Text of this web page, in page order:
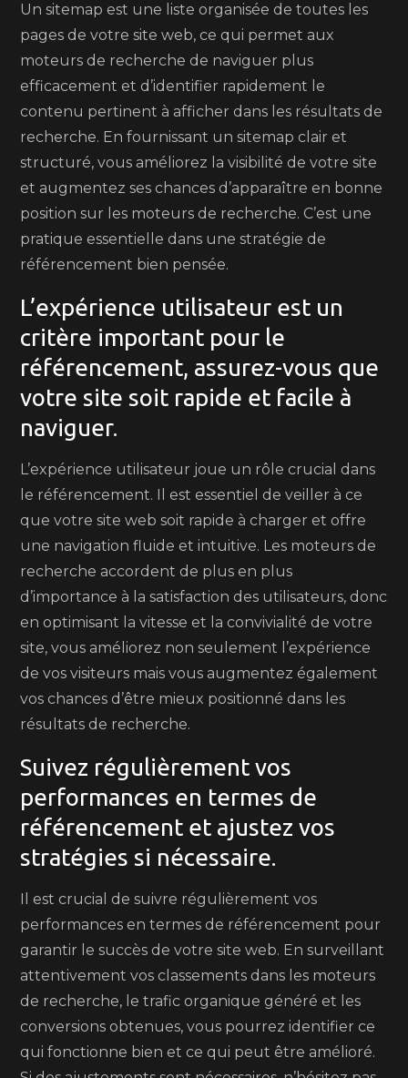
Un sitemap est une liste organisée de toutes les
pages de votre site web, ce qui permet aux
moteurs de recherche de naviguer plus
efficacement et d’identifier rapidement le
contenu pertinent à afficher dans les résultats de
recherche. En fournissant un sitemap clair et
structuré, vous améliorez la visibilité de votre site
et augmentez ses chances d’apparaître en bonne
position sur les moteurs de recherche. C’est une
pratique essentielle dans une stratégie de
référencement bien pensée.
L’expérience utilisateur est un
critère important pour le
référencement, assurez-vous que
votre site soit rapide et facile à
naviguer.
L’expérience utilisateur joue un rôle crucial dans
le référencement. Il est essentiel de veiller à ce
que votre site web soit rapide à charger et offre
une navigation fluide et intuitive. Les moteurs de
recherche accordent de plus en plus
d’importance à la satisfaction des utilisateurs, donc
en optimisant la vitesse et la convivialité de votre
site, vous améliorez non seulement l’expérience
de vos visiteurs mais vous augmentez également
vos chances d’être mieux positionné dans les
résultats de recherche.
Suivez régulièrement vos
performances en termes de
référencement et ajustez vos
stratégies si nécessaire.
Il est crucial de suivre régulièrement vos
performances en termes de référencement pour
garantir le succès de votre site web. En surveillant
attentivement vos classements dans les moteurs
de recherche, le trafic organique généré et les
conversions obtenues, vous pourrez identifier ce
qui fonctionne bien et ce qui peut être amélioré.